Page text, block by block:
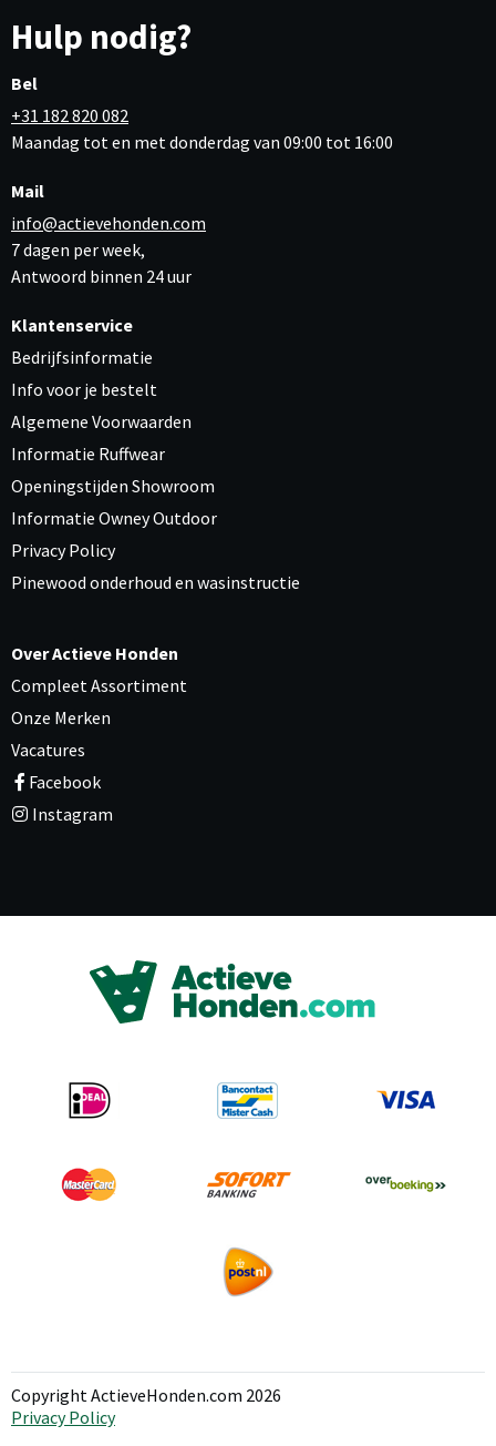
Hulp nodig?
Bel
+31 182 820 082
Maandag tot en met donderdag van 09:00 tot 16:00
Mail
info@actievehonden.com
7 dagen per week,
Antwoord binnen 24 uur
Klantenservice
Bedrijfsinformatie
Info voor je bestelt
Algemene Voorwaarden
Informatie Ruffwear
Openingstijden Showroom
Informatie Owney Outdoor
Privacy Policy
Pinewood onderhoud en wasinstructie
Over Actieve Honden
Compleet Assortiment
Onze Merken
Vacatures
Facebook
Instagram
Copyright ActieveHonden.com 2026
Privacy Policy